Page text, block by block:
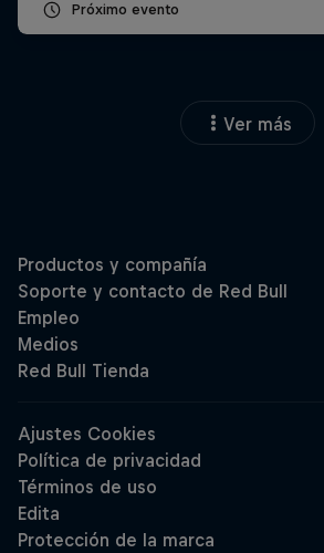
Próximo evento
Ver más